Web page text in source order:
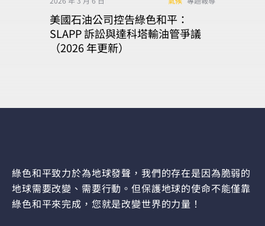
美國石油公司控告綠色和平：
SLAPP 訴訟與達科塔輸油管爭議
（2026 年更新）
綠色和平致力於為地球發聲，我們的存在是因為脆弱的
地球需要改變、需要行動。但保護地球的使命不能僅靠
綠色和平來完成，您就是改變世界的力量！